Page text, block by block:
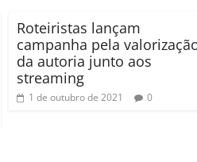
Roteiristas lançam
campanha pela
da autoria junto aos
streaming
1 de outubro de 2021 0